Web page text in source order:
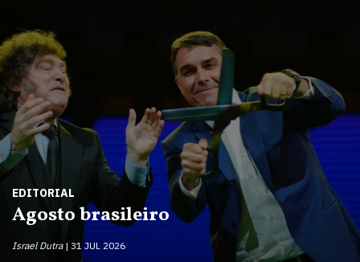
EDITORIAL
Agosto brasileiro
Israel Dutra 31 JUL 2026